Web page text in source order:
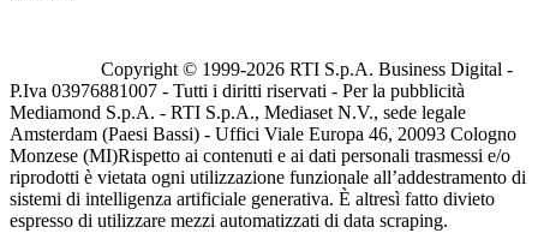
Copyright © 1999-2026 RTI S.p.A. Business Digital -
P.Iva 03976881007 - Tutti i diritti riservati - Per la pubblicità
Mediamond S.p.A. - RTI S.p.A., Mediaset N.V., sede legale
Amsterdam (Paesi Bassi) - Uffici Viale Europa 46, 20093 Cologno
Monzese (MI)Rispetto ai contenuti e ai dati personali trasmessi e/o
riprodotti è vietata ogni utilizzazione funzionale all’addestramento di
sistemi di intelligenza artificiale generativa. È altresì fatto divieto
espresso di utilizzare mezzi automatizzati di data scraping.